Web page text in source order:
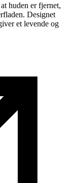
huden er fjernet,
Designet
et levende og